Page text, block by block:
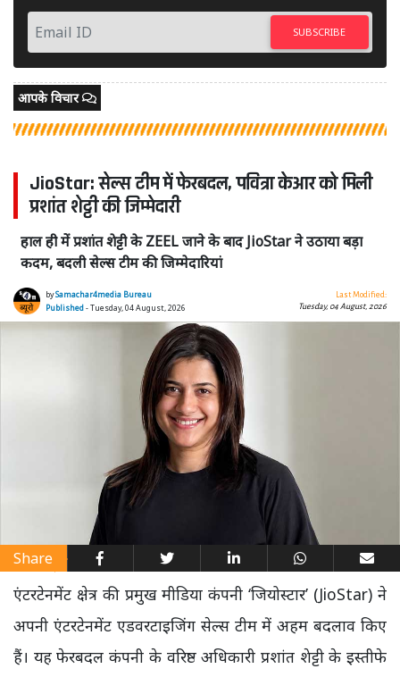
SUBSCRIBE
आपके विचार
JioStar: सेल्स टीम में फेरबदल, पवित्रा केआर को मिली
प्रशांत शेट्टी की जिम्मेदारी
हाल ही में प्रशांत शेट्टी के ZEEL जाने के बाद JioStar ने उठाया बड़ा
कदम, बदली सेल्स टीम की जिम्मेदारियां
bySamachar4media Bureau
Published- Tuesday, 04 August, 2026
Last Modified:
Tuesday, 04 August, 2026
Share
एंटरटेनमेंट क्षेत्र की प्रमुख मीडिया कंपनी ‘जियोस्टार’ (JioStar) ने
अपनी एंटरटेनमेंट एडवरटाइजिंग सेल्स टीम में अहम बदलाव किए
हैं। यह फेरबदल कंपनी के वरिष्ठ अधिकारी प्रशांत शेट्टी के इस्तीफे